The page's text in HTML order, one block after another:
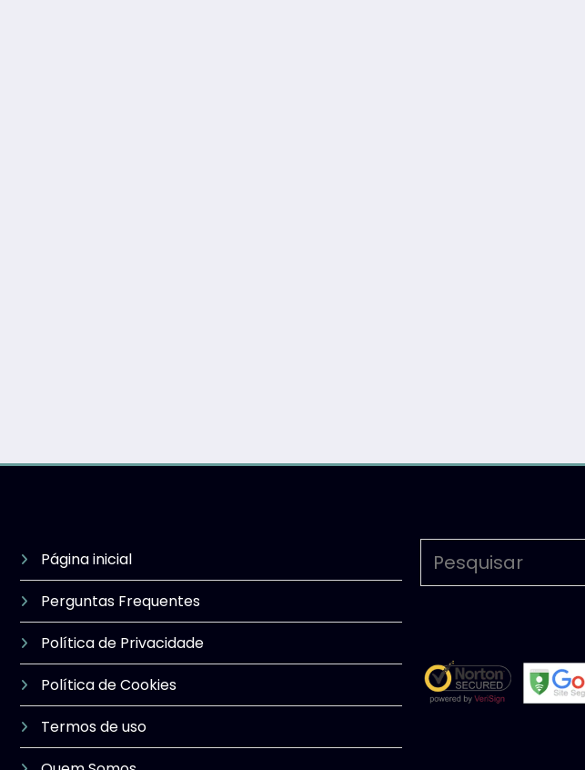
Página inicial
Perguntas Frequentes
Política de Privacidade
Política de Cookies
Termos de uso